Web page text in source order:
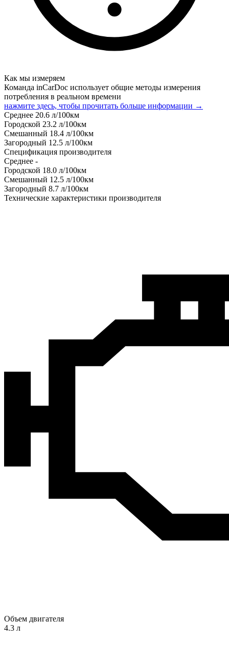
Как мы измеряем
Команда inCarDoc использует общие методы измерения
потребления в реальном времени
нажмите здесь, чтобы прочитать больше информации →
Среднее 20.6 л/100км
Городской 23.2 л/100км
Смешанный 18.4 л/100км
Загородный 12.5 л/100км
Спецификация производителя
Среднее -
Городской 18.0 л/100км
Смешанный 12.5 л/100км
Загородный 8.7 л/100км
Технические характеристики производителя
Объем двигателя
4.3 л